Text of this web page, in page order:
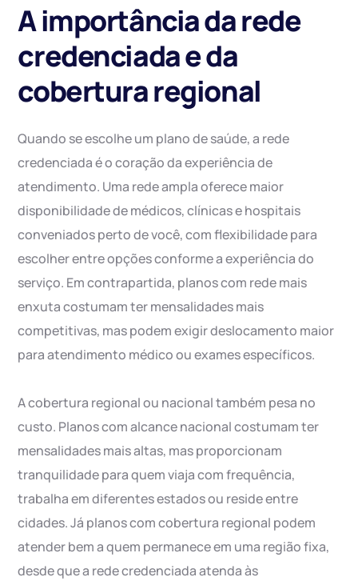
A importância da rede
credenciada e da
cobertura regional
Quando se escolhe um plano de saúde, a rede
credenciada é o coração da experiência de
atendimento. Uma rede ampla oferece maior
disponibilidade de médicos, clínicas e hospitais
conveniados perto de você, com flexibilidade para
escolher entre opções conforme a experiência do
serviço. Em contrapartida, planos com rede mais
enxuta costumam ter mensalidades mais
competitivas, mas podem exigir deslocamento maior
para atendimento médico ou exames específicos.
A cobertura regional ou nacional também pesa no
custo. Planos com alcance nacional costumam ter
mensalidades mais altas, mas proporcionam
tranquilidade para quem viaja com frequência,
trabalha em diferentes estados ou reside entre
cidades. Já planos com cobertura regional podem
atender bem a quem permanece em uma região fixa,
desde que a rede credenciada atenda às